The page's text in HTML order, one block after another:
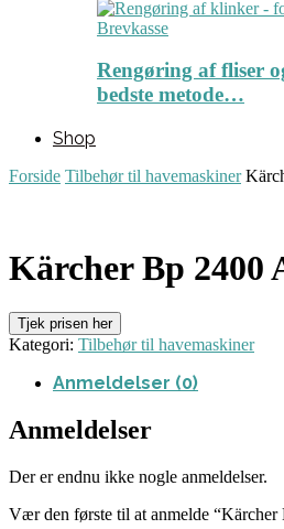
Brevkasse
Rengøring af fliser
bedste metode…
Shop
Forside Tilbehør til havemaskiner
Kärcher Bp 2400
Tjek prisen her
Kategori: Tilbehør til havemaskiner
Anmeldelser (0)
Anmeldelser
Der er endnu ikke nogle anmeldelser.
Vær den første til at anmelde “Kärcher